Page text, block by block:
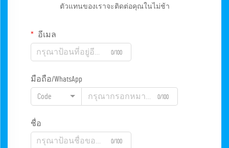
ตัวแทนของเราจะติดต่อคุณในไม่ช้า
อีเมล
0/100
มือถือ/WhatsApp
Code 0/100
ชื่อ
0/100